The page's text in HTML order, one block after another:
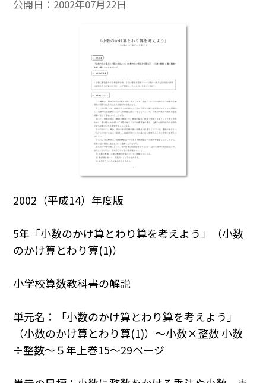
公開日： 2002年07月22日
2002（平成14）年度版
5年「小数のかけ算とわり算を考えよう」（小数
のかけ算とわり算(1)）
小学校算数教科書の解説
単元名：「小数のかけ算とわり算を考えよう」
（小数のかけ算とわり算(1)）～小数×整数 小数
÷整数～５年上巻15～29ページ